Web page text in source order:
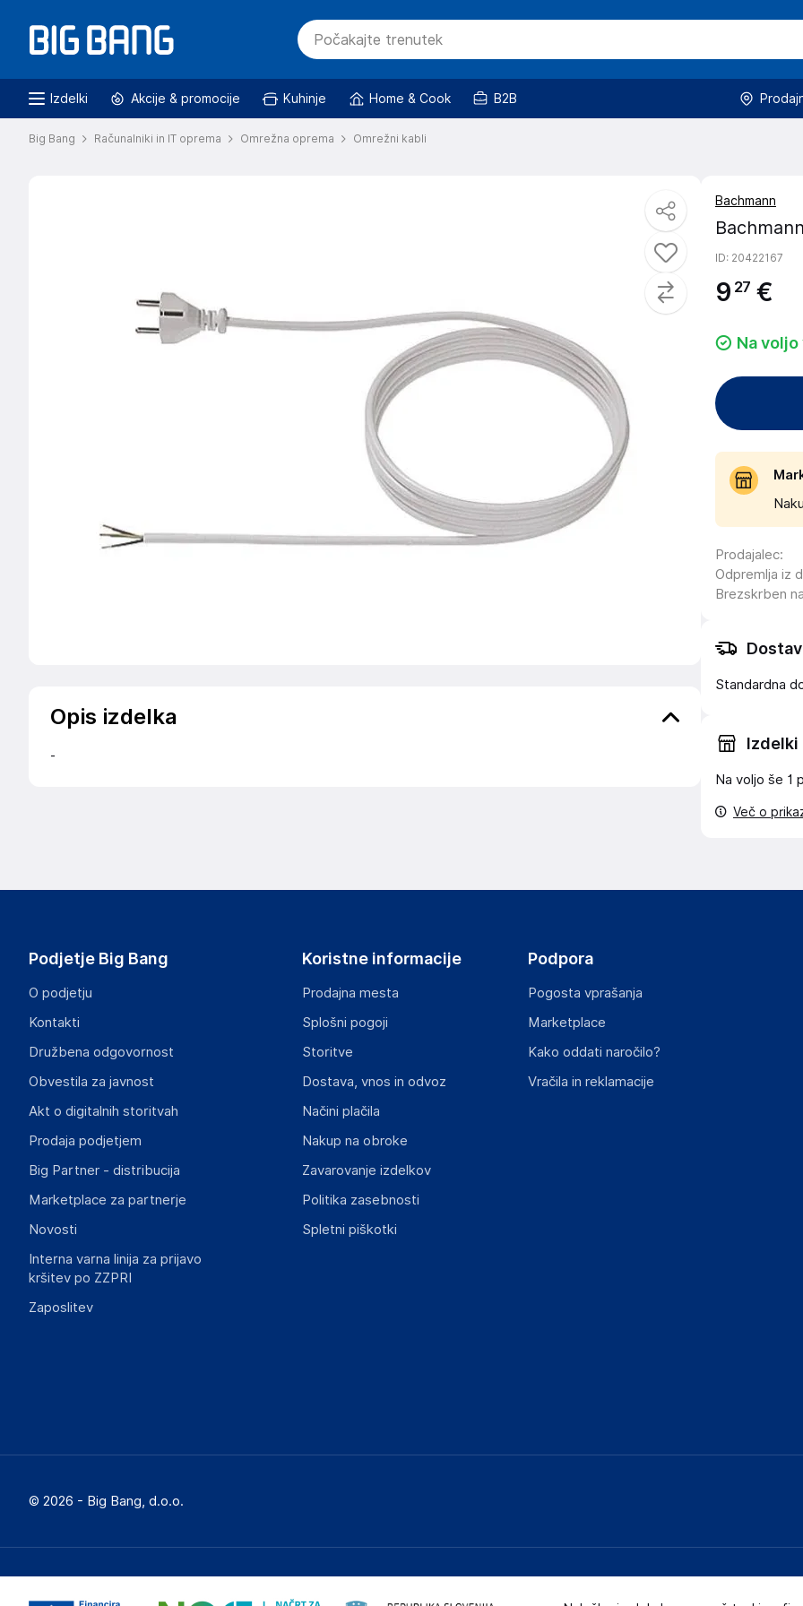
Izdelki Akcije & promocije Kuhinje Home & Cook B2B
Big Bang Računalniki in IT oprema Omrežna oprema Omrežni kabli
Opis izdelka
-
Bachmann
ID: 20422167
9 27 €
Na
Prodajalec:
Odpremlja iz
Brezskrben
Standardna
Izdelki
Na voljo še 1
Več o
Podjetje Big Bang
O podjetju
Kontakti
Družbena odgovornost
Obvestila za javnost
Akt o digitalnih storitvah
Prodaja podjetjem
Big Partner - distribucija
Marketplace za partnerje
Novosti
Interna varna linija za prijavo
kršitev po ZZPRI
Zaposlitev
Koristne informacije
Prodajna mesta
Splošni pogoji
Storitve
Dostava, vnos in odvoz
Načini plačila
Nakup na obroke
Zavarovanje izdelkov
Politika zasebnosti
Spletni piškotki
Podpora
Pogosta vprašanja
Marketplace
Kako oddati naročilo?
Vračila in reklamacije
© 2026 - Big Bang, d.o.o.